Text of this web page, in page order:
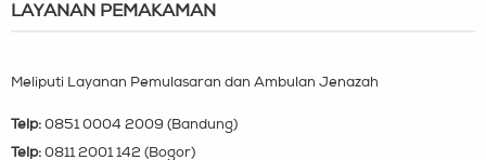
LAYANAN PEMAKAMAN
Meliputi Layanan Pemulasaran dan Ambulan Jenazah
Telp: 0851 0004 2009 (Bandung)
Telp: 0811 2001 142 (Bogor)